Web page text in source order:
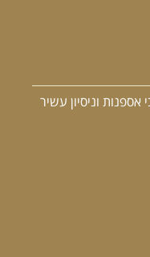
וניסיון עשיר